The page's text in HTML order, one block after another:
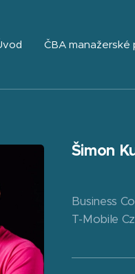
ČBA manažerské
Šimon
Business
T-Mobile